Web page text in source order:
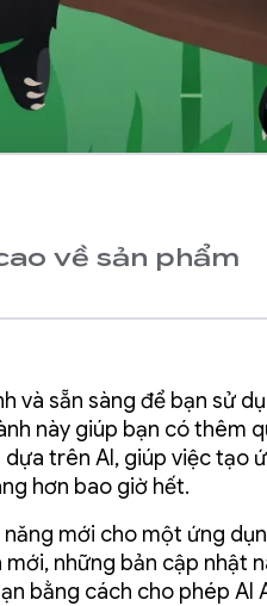
về sản phẩm
và sẵn sàng để bạn sử
này giúp bạn có thêm
trên AI, giúp việc tạo
hơn bao giờ hết.
mới cho một ứng
những bản cập nhật
bằng cách cho phép AI